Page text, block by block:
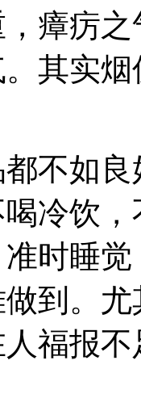
瘴疠
其实
如良
冷饮
时睡
到。
福报不